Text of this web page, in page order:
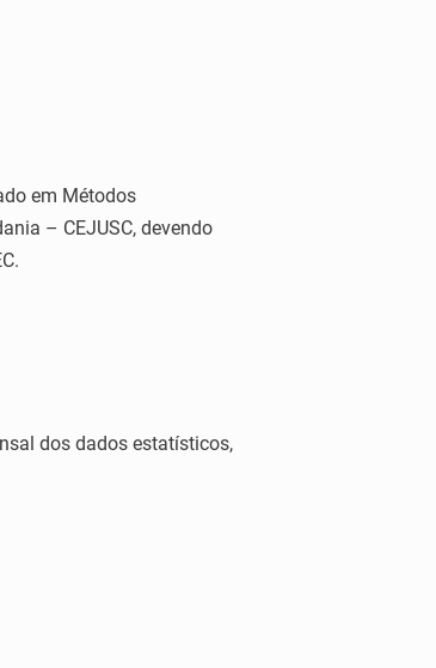
em Métodos
– CEJUSC, devendo
dos dados estatísticos,